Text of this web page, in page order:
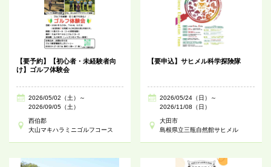
【要予約】【初心者・未経験者向
け】ゴルフ体験会
2026/05/02（土）～
2026/09/05（土）
西伯郡
大山マキハラミニゴルフコース
【要申込】サヒメル科学探険隊
2026/05/24（日）～
2026/11/08（日）
大田市
島根県立三瓶自然館サヒメル